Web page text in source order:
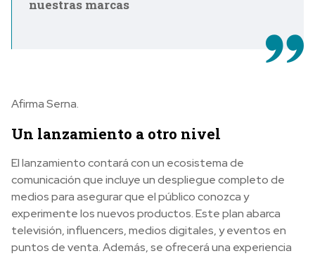
nuestras marcas
Afirma Serna.
Un lanzamiento a otro nivel
El lanzamiento contará con un ecosistema de
comunicación que incluye un despliegue completo de
medios para asegurar que el público conozca y
experimente los nuevos productos. Este plan abarca
televisión, influencers, medios digitales, y eventos en
puntos de venta. Además, se ofrecerá una experiencia